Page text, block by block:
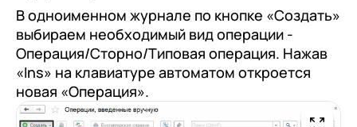
В одноименном журнале по кнопке «Создать»
выбираем необходимый вид операции -
Операция/Сторно/Типовая операция. Нажав
«Ins» на клавиатуре автоматом откроется
новая «Операция».